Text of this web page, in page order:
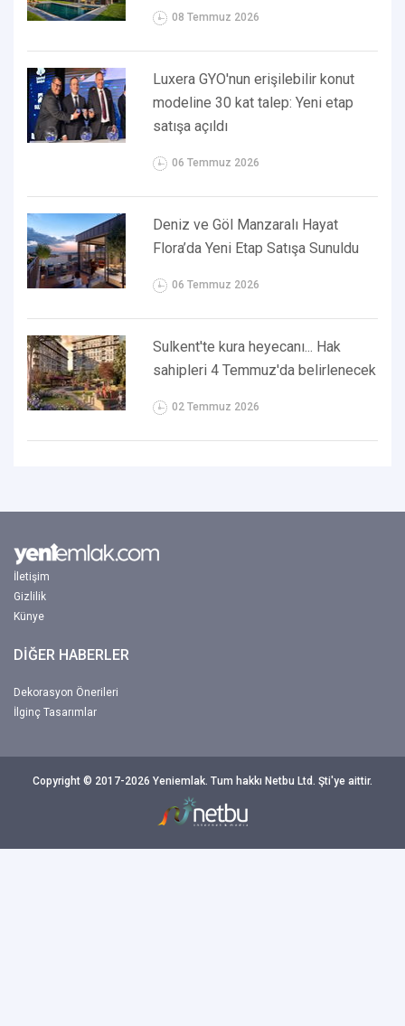
08 Temmuz 2026
Luxera GYO'nun erişilebilir konut
modeline 30 kat talep: Yeni etap
satışa açıldı
06 Temmuz 2026
Deniz ve Göl Manzaralı Hayat
Flora’da Yeni Etap Satışa Sunuldu
06 Temmuz 2026
Sulkent'te kura heyecanı... Hak
sahipleri 4 Temmuz'da belirlenecek
02 Temmuz 2026
İletişim
Gizlilik
Künye
DİĞER HABERLER
Dekorasyon Önerileri
İlginç Tasarımlar
Copyright © 2017-2026 Yeniemlak. Tum hakkı Netbu Ltd. Şti'ye aittir.